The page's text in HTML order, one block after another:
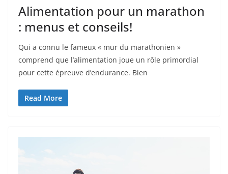
Alimentation pour un marathon
: menus et conseils!
Qui a connu le fameux « mur du marathonien »
comprend que l’alimentation joue un rôle primordial
pour cette épreuve d’endurance. Bien
Read More